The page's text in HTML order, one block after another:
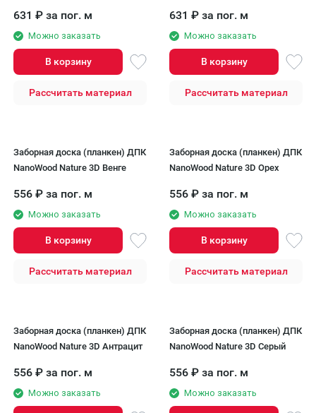
631 ₽ за пог. м
Можно заказать
В корзину
Рассчитать материал
631 ₽ за пог. м
Можно заказать
В корзину
Рассчитать материал
Заборная доска (планкен) ДПК
NanoWood Nature 3D Венге
556 ₽ за пог. м
Можно заказать
В корзину
Рассчитать материал
Заборная доска (планкен) ДПК
NanoWood Nature 3D Орех
556 ₽ за пог. м
Можно заказать
В корзину
Рассчитать материал
Заборная доска (планкен) ДПК
NanoWood Nature 3D Антрацит
556 ₽ за пог. м
Можно заказать
Заборная доска (планкен) ДПК
NanoWood Nature 3D Серый
556 ₽ за пог. м
Можно заказать